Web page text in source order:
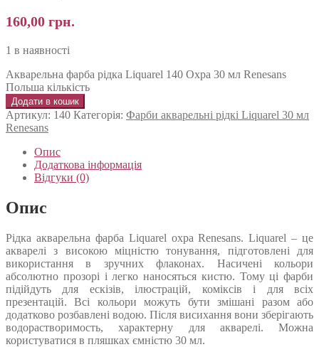
160,00 грн.
1 в наявності
Акварельна фарба рідка Liquarel 140 Охра 30 мл Renesans
Польша кількість
Додати в кошик
Артикул: 140 Категорія: Фарби акварельні рідкі Liquarel 30 мл
Renesans
Опис
Додаткова інформація
Відгуки (0)
Опис
Рідка акварельна фарба Liquarel охра Renesans. Liquarel – це
акварелі з високою міцністю тонування, підготовлені для
використання в зручних флаконах. Насичені кольори
абсолютно прозорі і легко наносяться кистю. Тому ці фарби
підійдуть для ескізів, ілюстрацій, коміксів і для всіх
презентацій. Всі кольори можуть бути змішані разом або
додатково розбавлені водою. Після висихання вони зберігають
водорастворимость, характерну для акварелі. Можна
користуватися в пляшках ємністю 30 мл.